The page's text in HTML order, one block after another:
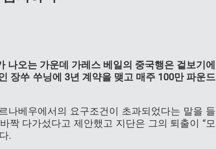
나오는 가운데 가레스 베일의 중국행은 겉보기에
장쑤 쑤닝에 3년 계약을 맺고 매주 100만 파운드
나베우에서의 요구조건이 초과되었다는 말을 들
짝 다가섰다고 제안했고 지단은 그의 퇴출이 “모
.